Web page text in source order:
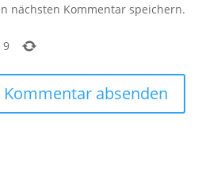
nächsten Kommentar speichern.
9